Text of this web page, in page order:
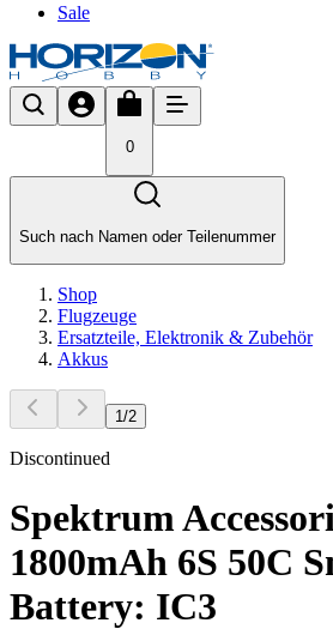
Sale
0
Such nach Namen oder Teilenummer
Shop
Flugzeuge
Ersatzteile, Elektronik & Zubehör
Akkus
1/2
Discontinued
Spektrum
1800mAh 6S 50C
Battery: IC3